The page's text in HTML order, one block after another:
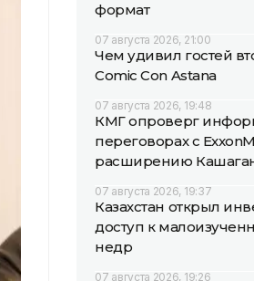
формат
07 августа 2026, 21:00
Чем удивил гостей
Comic Con Astana
07 августа 2026, 19:48
КМГ опроверг
переговорах с
расширению
07 августа 2026, 19:37
Казахстан открыл
доступ к
недр
07 августа 2026, 19:26